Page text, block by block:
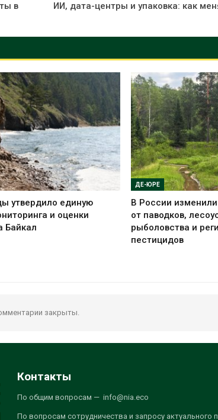
в
ИИ, дата-центры и упаковка: как
утвердило единую
и оценки
Байкал
ДЕ-ЮРЕ
В России
от паводков,
рыболовства и
пестицидов
закрыты.
Контакты
По общим вопросам — info@nia.eco
По вопросам сотрудничества и запросу актуального